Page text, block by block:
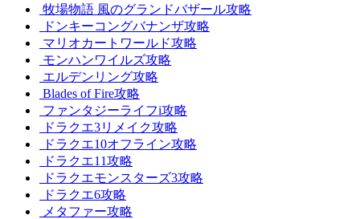
牧場物語 風のグランドバザール攻略
ドンキーコングバナンザ攻略
マリオカートワールド攻略
モンハンワイルズ攻略
エルデンリング攻略
Blades of Fire攻略
ファンタジーライフi攻略
ドラクエ3リメイク攻略
ドラクエ10オフライン攻略
ドラクエ11攻略
ドラクエモンスターズ3攻略
ドラクエ6攻略
メタファー攻略